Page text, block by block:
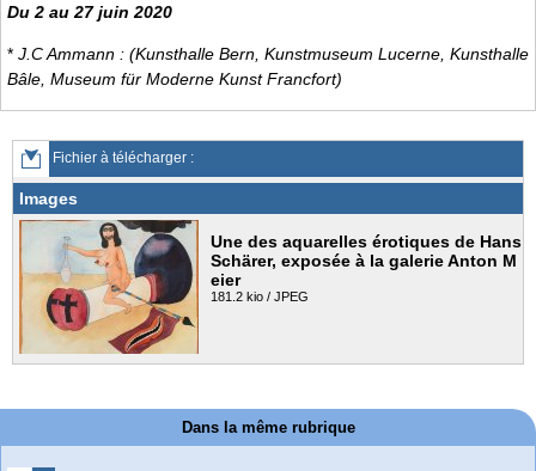
Du 2 au 27 juin 2020
* J.C Ammann : (Kunsthalle Bern, Kunstmuseum Lucerne, Kunsthalle
Bâle, Museum für Moderne Kunst Francfort)
Fichier à télécharger :
Images
Une des aquarelles érotiques de Hans
Schärer, exposée à la galerie Anton M
eier
181.2 kio / JPEG
Dans la même rubrique